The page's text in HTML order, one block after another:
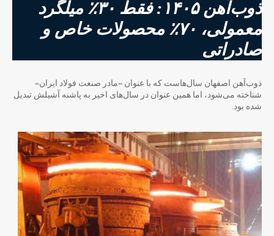
ذوب‌آهن ۱۴٠۵: فقط ۳۰٪ میلگرد
معمولی، ۷۰٪ محصولات خاص و
صادراتی
ذوب‌آهن اصفهان سال‌هاست که با عنوان «مادر صنعت فولاد ایران»
شناخته می‌شود، اما همین عنوان در سال‌های اخیر به پاشنه آشیلش تبدیل
شده بود.